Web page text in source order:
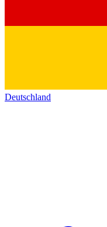
Deutschland